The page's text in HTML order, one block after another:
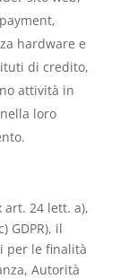
hardware e
di credito,
attività in
loro
art. 24 lett. a),
GDPR), il
per le finalità
Autorità